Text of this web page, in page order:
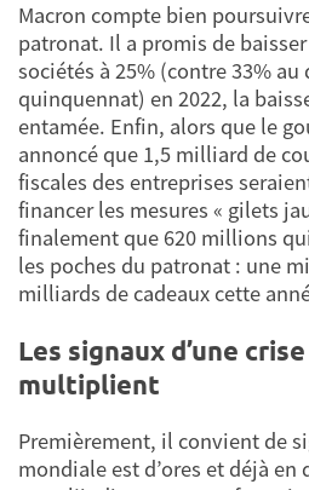
Macron compte bien
patronat. Il a promis de
sociétés à 25% (contre 33% au
quinquennat) en 2022, la
entamée. Enfin, alors que le
annoncé que 1,5 milliard de
fiscales des entreprises
financer les mesures « gilets
finalement que 620 millions
les poches du patronat : une
milliards de cadeaux cette
Les signaux d’une
multiplient
Premièrement, il convient de
mondiale est d’ores et déjà en